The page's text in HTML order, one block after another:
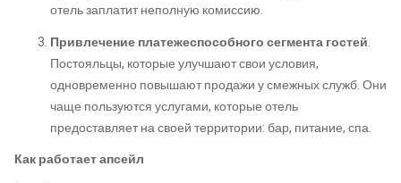
отель заплатит неполную комиссию.
Привлечение платежеспособного сегмента гостей.
Постояльцы, которые улучшают свои условия,
одновременно повышают продажи у смежных служб. Они
чаще пользуются услугами, которые отель
предоставляет на своей территории: бар, питание, спа.
Как работает апсейл